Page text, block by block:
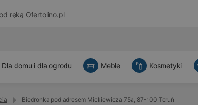
ręką Ofertolino.pl
Dla domu i dla ogrodu Meble Kosmetyki
Biedronka pod adresem Mickiewicza 75a, 87-100 Toruń